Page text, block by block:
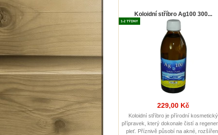
Koloidní stříbro Ag100 300...
1-2 TÝDNY
229,00 Kč
Koloidní stříbro je přírodní kosmetický
přípravek, který dokonale čistí a
pleť. Příznivě působí na akné,